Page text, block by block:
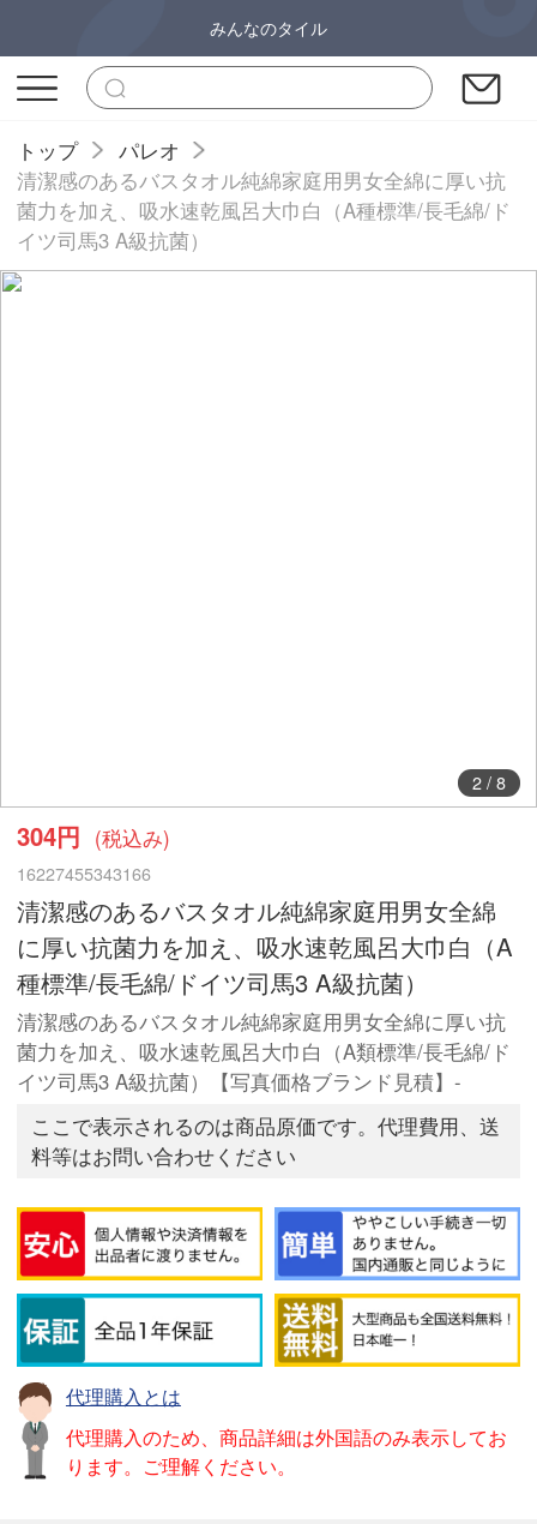
みんなのタイル
トップ
パレオ
清潔感のあるバスタオル純綿家庭用男女全綿に厚い抗
菌力を加え、吸水速乾風呂大巾白（A種標準/長毛綿/ド
イツ司馬3 A級抗菌）
2/ 8
304円 (税込み)
16227455343166
清潔感のあるバスタオル純綿家庭用男女全綿
に厚い抗菌力を加え、吸水速乾風呂大巾白（A
種標準/長毛綿/ドイツ司馬3 A級抗菌）
清潔感のあるバスタオル純綿家庭用男女全綿に厚い抗
菌力を加え、吸水速乾風呂大巾白（A類標準/長毛綿/ド
イツ司馬3 A級抗菌）【写真価格ブランド見積】-
ここで表示されるのは商品原価です。代理費用、送
料等はお問い合わせください
代理購入とは
代理購入のため、商品詳細は外国語のみ表示してお
ります。ご理解ください。